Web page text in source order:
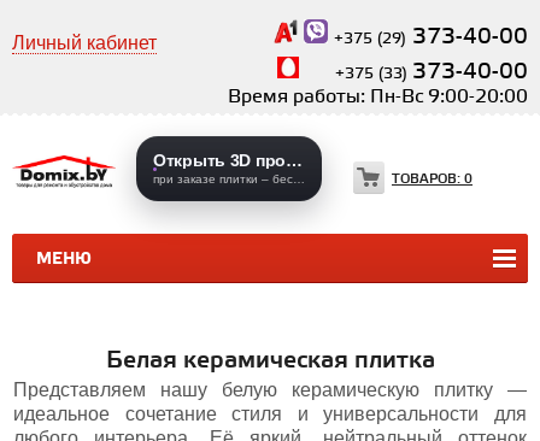
Личный кабинет +375 (29) 373-40-00
+375 (33) 373-40-00
Время работы: Пн-Вс 9:00-20:00
МЕНЮ
Открыть 3D проекты
ТОВАРОВ: 0
КЕРАМИЧЕСКАЯ ПЛИТКА
Белая керамическая плитка
Представляем нашу белую керамическую плитку —
идеальное сочетание стиля и универсальности для